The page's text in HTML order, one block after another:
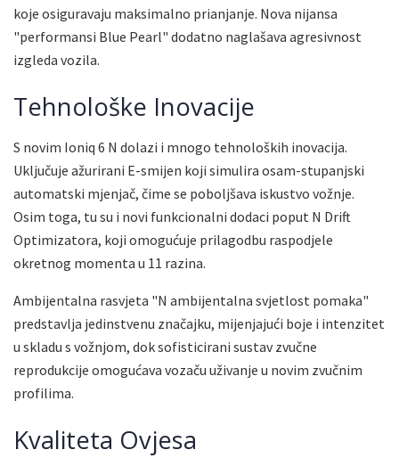
koje osiguravaju maksimalno prianjanje. Nova nijansa
"performansi Blue Pearl" dodatno naglašava agresivnost
izgleda vozila.
Tehnološke Inovacije
S novim Ioniq 6 N dolazi i mnogo tehnoloških inovacija.
Uključuje ažurirani E-smijen koji simulira osam-stupanjski
automatski mjenjač, čime se poboljšava iskustvo vožnje.
Osim toga, tu su i novi funkcionalni dodaci poput N Drift
Optimizatora, koji omogućuje prilagodbu raspodjele
okretnog momenta u 11 razina.
Ambijentalna rasvjeta "N ambijentalna svjetlost pomaka"
predstavlja jedinstvenu značajku, mijenjajući boje i intenzitet
u skladu s vožnjom, dok sofisticirani sustav zvučne
reprodukcije omogućava vozaču uživanje u novim zvučnim
profilima.
Kvaliteta Ovjesa